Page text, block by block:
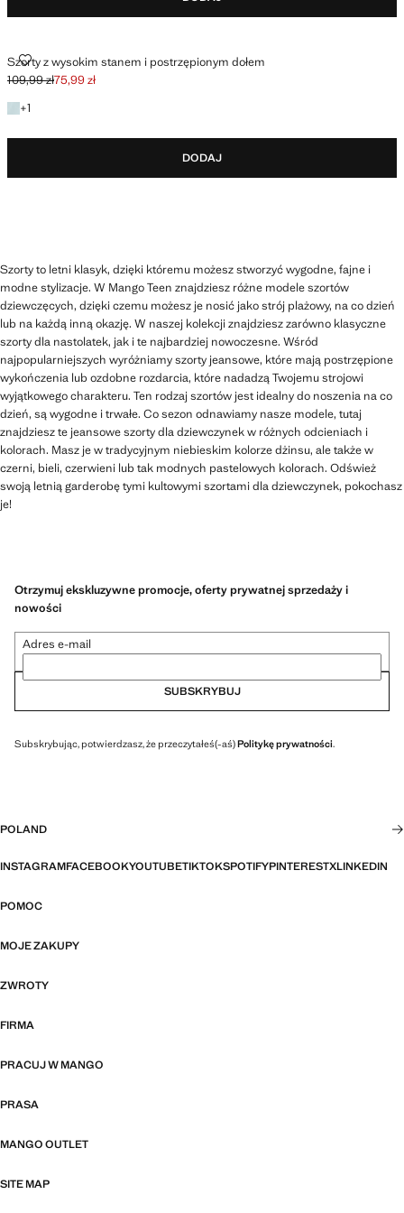
Szorty z wysokim stanem i postrzępionym dołem
SZORTY Z WYSOKIM STANEM I POSTRZĘPIONYM DOŁEM
Skreślona cena początkowa [109,99 zł ]
109,99 zł
Aktualna cena [75,99 zł ]
75,99 zł
+1
+1 kolor
DODAJ
Szorty to letni klasyk, dzięki któremu możesz stworzyć wygodne, fajne i
modne stylizacje. W Mango Teen znajdziesz różne modele szortów
dziewczęcych, dzięki czemu możesz je nosić jako strój plażowy, na co dzień
lub na każdą inną okazję. W naszej kolekcji znajdziesz zarówno klasyczne
szorty dla nastolatek, jak i te najbardziej nowoczesne. Wśród
najpopularniejszych wyróżniamy szorty jeansowe, które mają postrzępione
wykończenia lub ozdobne rozdarcia, które nadadzą Twojemu strojowi
wyjątkowego charakteru. Ten rodzaj szortów jest idealny do noszenia na co
dzień, są wygodne i trwałe. Co sezon odnawiamy nasze modele, tutaj
znajdziesz te jeansowe szorty dla dziewczynek w różnych odcieniach i
kolorach. Masz je w tradycyjnym niebieskim kolorze dżinsu, ale także w
czerni, bieli, czerwieni lub tak modnych pastelowych kolorach. Odśwież
swoją letnią garderobę tymi kultowymi szortami dla dziewczynek, pokochasz
je!
Otrzymuj ekskluzywne promocje, oferty prywatnej sprzedaży i
nowości
Adres e-mail
SUBSKRYBUJ
Subskrybując, potwierdzasz, że przeczytałeś(-aś)Politykę prywatności.
POLAND
INSTAGRAMFACEBOOKYOUTUBETIKTOKSPOTIFYPINTERESTXLINKEDIN
POMOC
MOJE ZAKUPY
ZWROTY
FIRMA
PRACUJ W MANGO
PRASA
MANGO OUTLET
SITE MAP